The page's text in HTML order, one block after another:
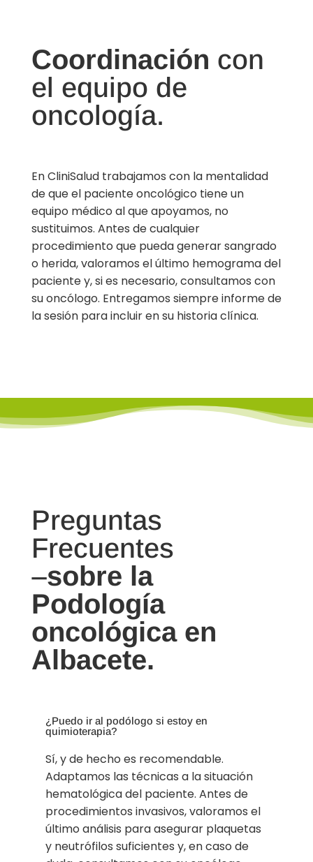
Coordinación con
el equipo de
oncología.
En CliniSalud trabajamos con la mentalidad
de que el paciente oncológico tiene un
equipo médico al que apoyamos, no
sustituimos. Antes de cualquier
procedimiento que pueda generar sangrado
o herida, valoramos el último hemograma del
paciente y, si es necesario, consultamos con
su oncólogo. Entregamos siempre informe de
la sesión para incluir en su historia clínica.
Preguntas
Frecuentes
–sobre la
Podología
oncológica en
Albacete.
¿Puedo ir al podólogo si estoy en
quimioterapia?
Sí, y de hecho es recomendable.
Adaptamos las técnicas a la situación
hematológica del paciente. Antes de
procedimientos invasivos, valoramos el
último análisis para asegurar plaquetas
y neutrófilos suficientes y, en caso de